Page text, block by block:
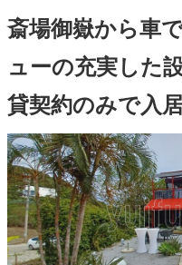
斎場御嶽から車
ューの充実した
貸契約のみで入居